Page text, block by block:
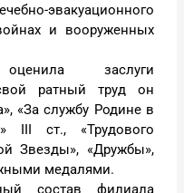
эвакуационного
и вооруженных
заслуги
ратный труд он
«За службу Родине в
III ст., «Трудового
Звезды», «Дружбы»,
медалями.
состав филиала